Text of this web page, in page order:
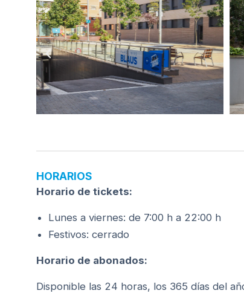
HORARIOS
Horario de tickets:
Lunes a viernes: de 7:00 h a 22:00 h
Festivos: cerrado
Horario de abonados:
Disponible las 24 horas, los 365 días del